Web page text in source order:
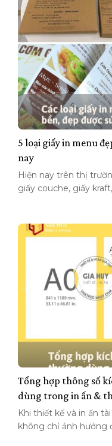
5 loại giấy in menu
nay
Hiện nay trên thị
giấy couche, giấy
Tổng hợp thông số
dùng trong in ấn &
Khi thiết kế và in ấn
không chỉ ảnh hưởng